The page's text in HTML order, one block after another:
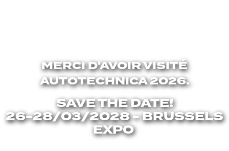
MERCI D'AVOIR VISITÉ
AUTOTECHNICA 2026.
SAVE THE DATE!
26-28/03/2028 - BRUSSELS
EXPO